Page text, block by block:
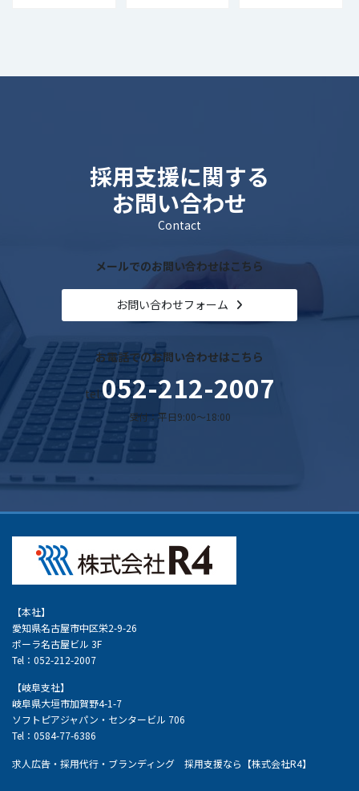
採用支援に関する
お問い合わせ
Contact
メールでのお問い合わせはこちら
お問い合わせフォーム
お電話でのお問い合わせはこちら
tel.052-212-2007
受付：平日9:00～18:00
【本社】
愛知県名古屋市中区栄2-9-26
ポーラ名古屋ビル 3F
Tel：052-212-2007
【岐阜支社】
岐阜県大垣市加賀野4-1-7
ソフトピアジャパン・センタービル 706
Tel：0584-77-6386
求人広告・採用代行・ブランディング 採用支援なら【株式会社R4】